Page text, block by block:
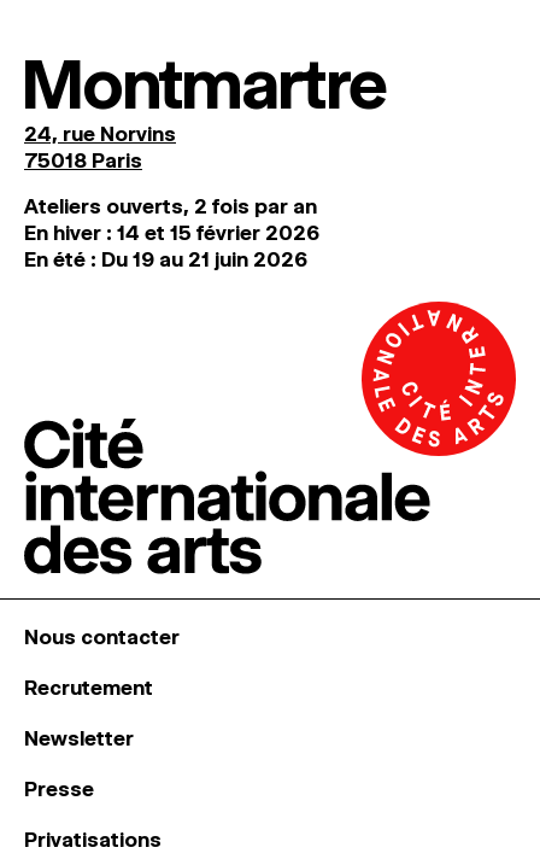
Montmartre
24, rue Norvins
75018 Paris
Ateliers ouverts, 2 fois par an
En hiver : 14 et 15 février 2026
En été : Du 19 au 21 juin 2026
Nous contacter
Recrutement
Newsletter
Presse
Privatisations